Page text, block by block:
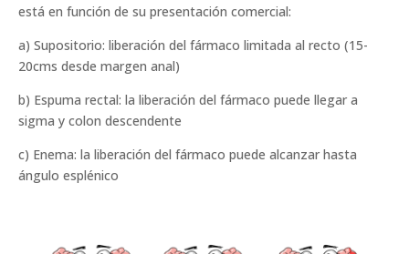
está en función de su presentación comercial:
a) Supositorio: liberación del fármaco limitada al recto (15-
20cms desde margen anal)
b) Espuma rectal: la liberación del fármaco puede llegar a
sigma y colon descendente
c) Enema: la liberación del fármaco puede alcanzar hasta
ángulo esplénico